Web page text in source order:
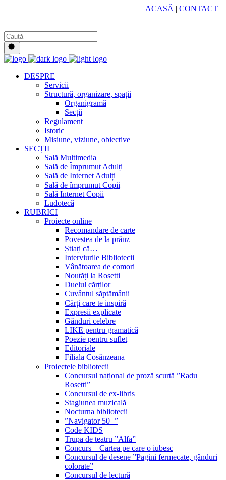
ACASĂ | CONTACT
DESPRE
Servicii
Structură, organizare, spații
Organigramă
Secții
Regulament
Istoric
Misiune, viziune, obiective
SECȚII
Sală Multimedia
Sală de Împrumut Adulți
Sală de Internet Adulți
Sală de împrumut Copii
Sală Internet Copii
Ludotecă
RUBRICI
Proiecte online
Recomandare de carte
Povestea de la prânz
Știați că…
Interviurile Bibliotecii
Vânătoarea de comori
Noutăți la Rosetti
Duelul cărților
Cuvântul săptămânii
Cărți care te inspiră
Expresii explicate
Gânduri celebre
LIKE pentru gramatică
Poezie pentru suflet
Editoriale
Filiala Cosânzeana
Proiectele bibliotecii
Concursul național de proză scurtă ”Radu
Rosetti”
Concursul de ex-libris
Stagiunea muzicală
Nocturna bibliotecii
”Navigator 50+”
Code KIDS
Trupa de teatru ”Alfa”
Concurs – Cartea pe care o iubesc
Concursul de desene ”Pagini fermecate, gânduri
colorate”
Concursul de lectură